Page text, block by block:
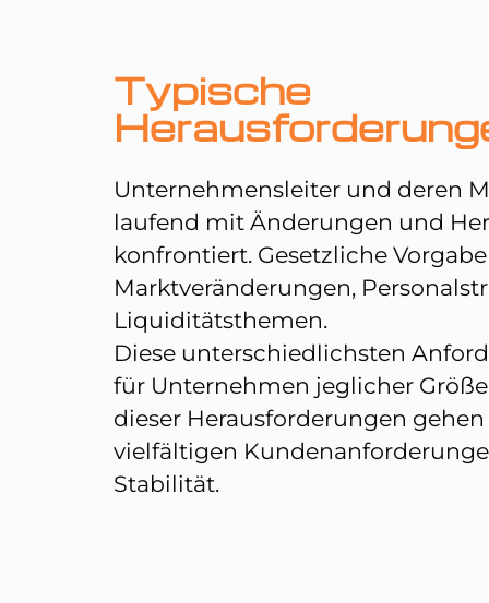
Typische
Unternehmensleiter und deren
laufend mit Änderungen und
konfrontiert. Gesetzliche
Marktveränderungen,
Liquiditätsthemen.
Diese unterschiedlichsten
für Unternehmen jeglicher
dieser Herausforderungen
vielfältigen
Stabilität.